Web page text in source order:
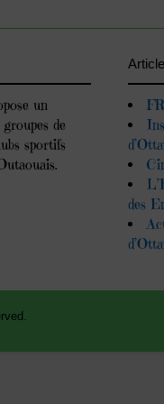
un
de
sportifs
des